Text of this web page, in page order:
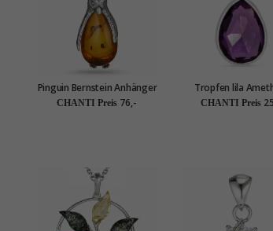
Pinguin Bernstein Anhänger
aus Silber
CHANTI Preis 76,-
Tropfen lila
Anhänger aus Silber -
CHANTI Preis